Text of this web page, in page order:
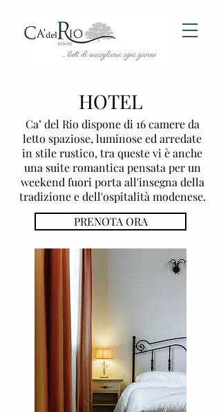
HOTEL
Ca’ del Rio dispone di 16 camereda
letto spaziose, luminose ed arredate
in stile rustico, tra queste vi è anche
una suite romantica pensata per un
weekend fuori porta all'insegna della
tradizionee dell'ospitalità modenese.
PRENOTA ORA